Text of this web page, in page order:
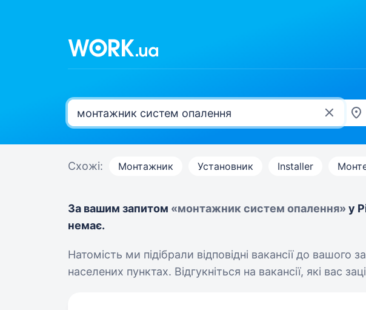
Схожі: Монтажник Установник Installer
За вашим запитом «монтажник систем опалення» у
немає.
Натомість ми підібрали відповідні вакансії до вашого
населених пунктах. Відгукніться на вакансії, які вас